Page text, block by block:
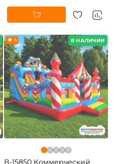
В НАЛИЧИИ
5
B-15850 Коммерческий